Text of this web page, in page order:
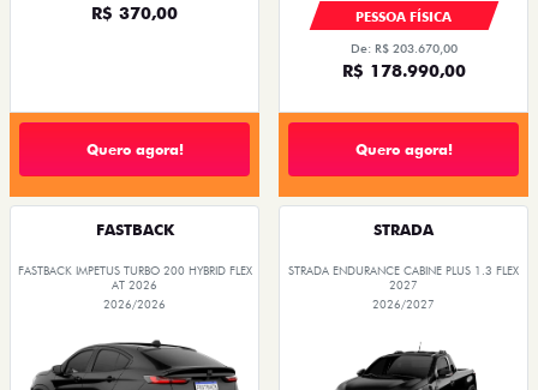
R$ 370,00
Quero agora!
PESSOA FÍSICA
De: R$ 203.670,00
R$ 178.990,00
Quero agora!
FASTBACK
FASTBACK IMPETUS TURBO 200 HYBRID FLEX
AT 2026
2026/2026
STRADA
STRADA ENDURANCE CABINE PLUS 1.3 FLEX
2027
2026/2027